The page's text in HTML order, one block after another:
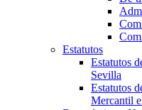
Estatutos
Estatutos
Sevilla
Estatutos
Mercantil